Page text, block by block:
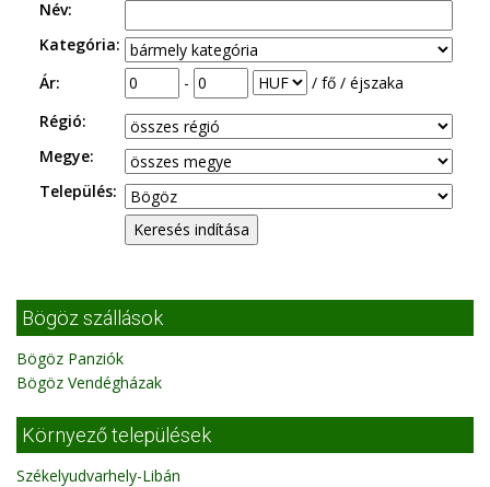
Név:
Kategória:
Ár:
-
/ fő / éjszaka
Régió:
Megye:
Település:
Bögöz szállások
Bögöz Panziók
Bögöz Vendégházak
Környező települések
Székelyudvarhely-Libán